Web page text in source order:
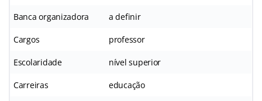
Banca organizadora a definir
Cargos professor
Escolaridade nível superior
Carreiras educação